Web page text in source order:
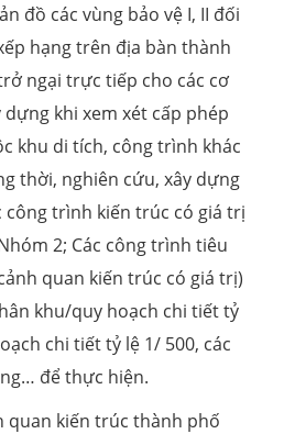
đồ các vùng bảo vệ I, II đối
hạng trên địa bàn thành
ngại trực tiếp cho các cơ
khi xem xét cấp phép
khu di tích, công trình khác
thời, nghiên cứu, xây dựng
công trình kiến trúc có giá trị
2; Các công trình tiêu
quan kiến trúc có giá trị)
khu/quy hoạch chi tiết tỷ
chi tiết tỷ lệ 1/ 500, các
để thực hiện.
quan kiến trúc thành phố